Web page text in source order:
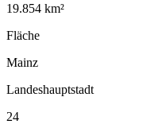
19.854 km²
Fläche
Mainz
Landeshauptstadt
24